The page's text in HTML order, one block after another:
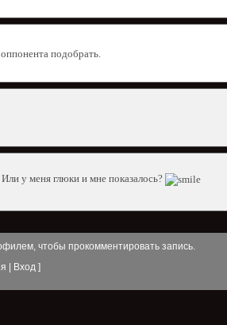
подобрать.
у меня глюки и мне показалось?
чтобы прокомментировать запись.
Вход]